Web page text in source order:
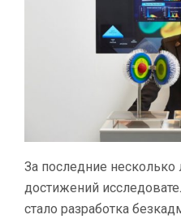
За последние
достижений
стало разработка